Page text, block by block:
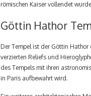
römischen Kaiser vollendet
Göttin Hathor
Der Tempel ist der Göttin
verzierten Reliefs und
des Tempels mit ihren
in Paris aufbewahrt wird.